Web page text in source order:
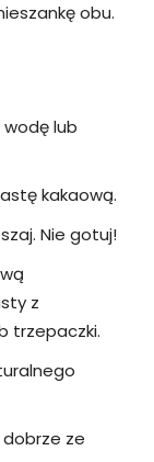
obu.
lub
kakaową.
Nie gotuj!
z
trzepaczki.
ze